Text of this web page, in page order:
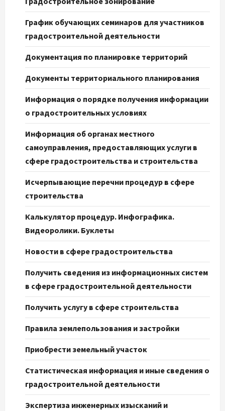
График обучающих семинаров для участников
градостроительной деятельности
Документация по планировке территорий
Документы территориального планирования
Информация о порядке получения информации
о градостроительных условиях
Информация об органах местного
самоуправления, предоставляющих услуги в
сфере градостроительства и строительства
Исчерпывающие перечни процедур в сфере
строительства
Калькулятор процедур. Инфографика.
Видеоролики. Буклеты
Новости в сфере градостроительства
Получить сведения из информационных систем
в сфере градостроительной деятельности
Получить услугу в сфере строительства
Правила землепользования и застройки
Приобрести земельный участок
Статистическая информация и иные сведения о
градостроительной деятельности
Экспертиза инженерных изысканий и